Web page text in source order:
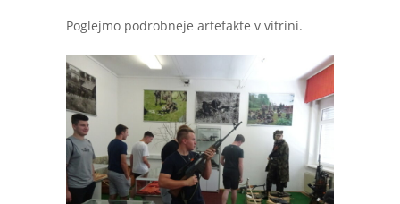
Poglejmo podrobneje artefakte v vitrini.